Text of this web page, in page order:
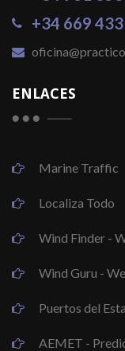
+34 669
ENLACES
Marine Traffic
Localiza Todo
Wind Finder -
Wind Guru -
Puertos del
AEMET -